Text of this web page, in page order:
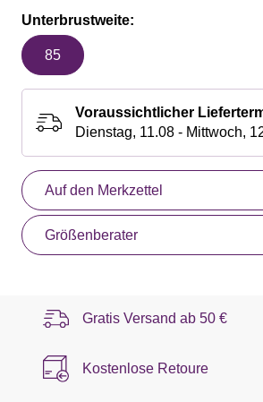
Unterbrustweite:
85
Voraussichtlicher
Dienstag, 11.08 - Mittwoch,
Auf den Merkzettel
Größenberater
Gratis Versand ab 50 €
Kostenlose Retoure